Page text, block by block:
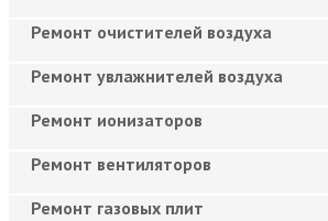
Ремонт очистителей воздуха
Ремонт увлажнителей воздуха
Ремонт ионизаторов
Ремонт вентиляторов
Ремонт газовых плит